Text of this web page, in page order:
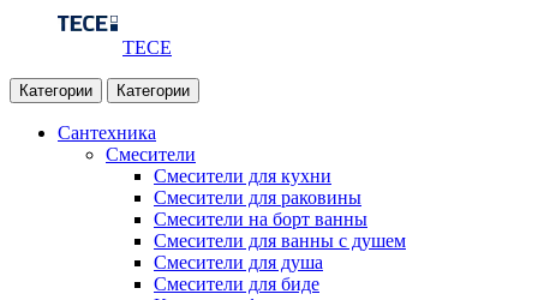
TECE
Категории Категории
Сантехника
Смесители
Смесители для кухни
Смесители для раковины
Смесители на борт ванны
Смесители для ванны с душем
Смесители для душа
Смесители для биде